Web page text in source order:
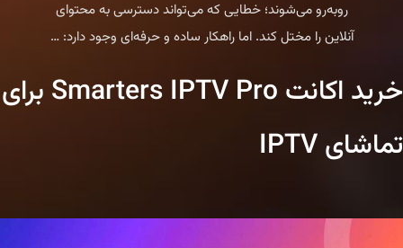
روبه‌رو می‌شوند؛ خطایی که می‌تواند دسترسی به محتوای
آنلاین را مختل کند. اما راهکار ساده و حرفه‌ای وجود دارد:…
Failed
IPTV
خرید اکانت Smarters IPTV Pro برای
تماشای IPTV